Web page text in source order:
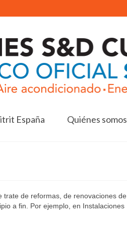
España Quiénes somos
trate de reformas, de renovaciones de
a fin. Por ejemplo, en Instalaciones